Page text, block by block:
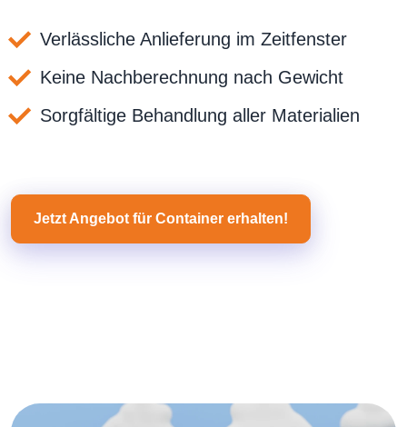
Verlässliche Anlieferung im Zeitfenster
Keine Nachberechnung nach Gewicht
Sorgfältige Behandlung aller Materialien
Jetzt Angebot für Container erhalten!